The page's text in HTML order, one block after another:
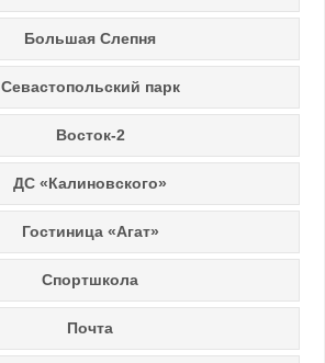
Большая Слепня
Севастопольский парк
Восток-2
ДС «Калиновского»
Гостиница «Агат»
Спортшкола
Почта